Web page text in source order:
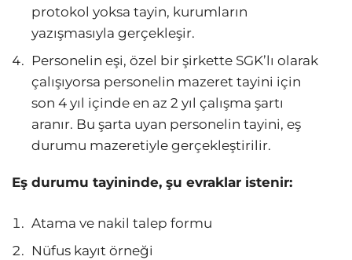
protokol yoksa tayin, kurumların
yazışmasıyla gerçekleşir.
Personelin eşi, özel bir şirkette SGK’lı olarak
çalışıyorsa personelin mazeret tayini için
son 4 yıl içinde en az 2 yıl çalışma şartı
aranır. Bu şarta uyan personelin tayini, eş
durumu mazeretiyle gerçekleştirilir.
Eş durumu tayininde, şu evraklar istenir:
Atama ve nakil talep formu
Nüfus kayıt örneği